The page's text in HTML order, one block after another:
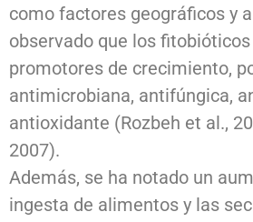
como factores geográficos y
observado que los
promotores de crecimiento,
antimicrobiana, antifúngica,
antioxidante (Rozbeh et al.,
2007).
Además, se ha notado un
ingesta de alimentos y las